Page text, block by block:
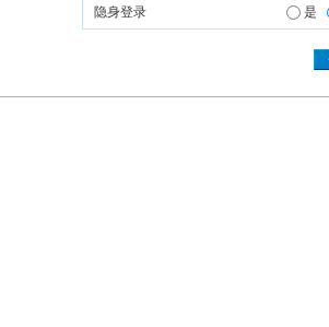
隐身登录 是